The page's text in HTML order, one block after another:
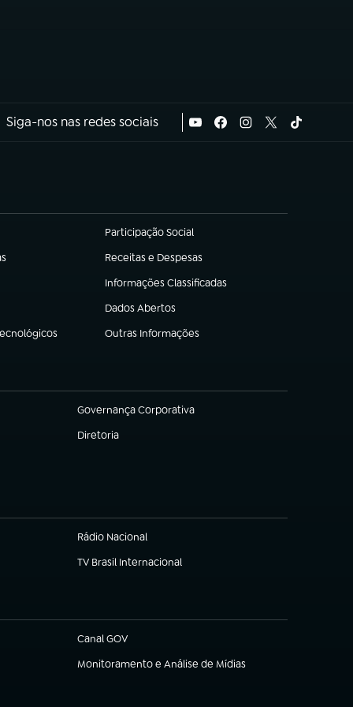
Siga-nos nas redes sociais
Participação Social
(abre em nova aba)
Receitas e Despesas
(abre em nova aba)
Informações Classificadas
(abre em nova aba)
Dados Abertos
(abre em nova aba)
Outras Informações
(abre em nova aba)
Governança Corporativa
(abre em nova aba)
Diretoria
(abre em nova aba)
Rádio Nacional
TV Brasil Internacional
(abre em nova aba)
Canal GOV
(abre em nova aba)
Monitoramento e Análise de Mídias
(abre em nova aba)